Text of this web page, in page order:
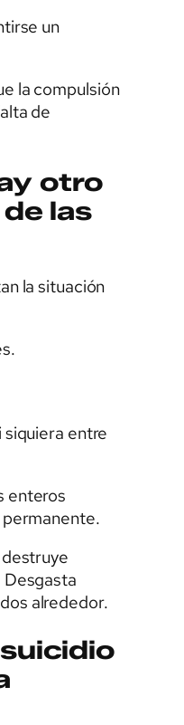
un
la compulsión
de
otro
las
la situación
siquiera entre
enteros
alrededor.